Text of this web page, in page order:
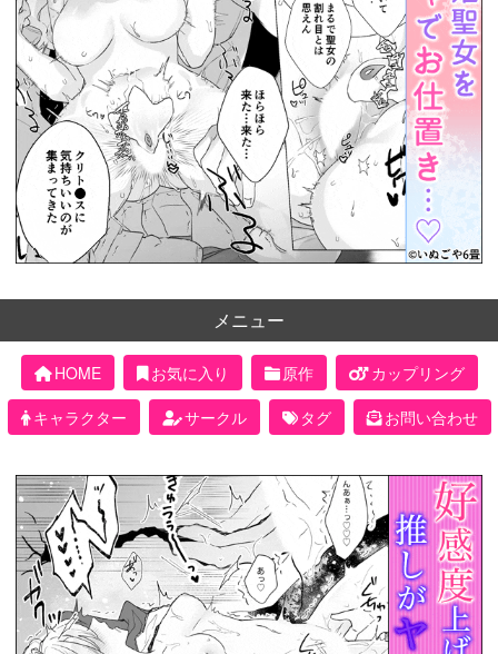
メニュー
HOME お気に入り 原作
カップリング
キャラクター
サークル タグ お問い合わせ